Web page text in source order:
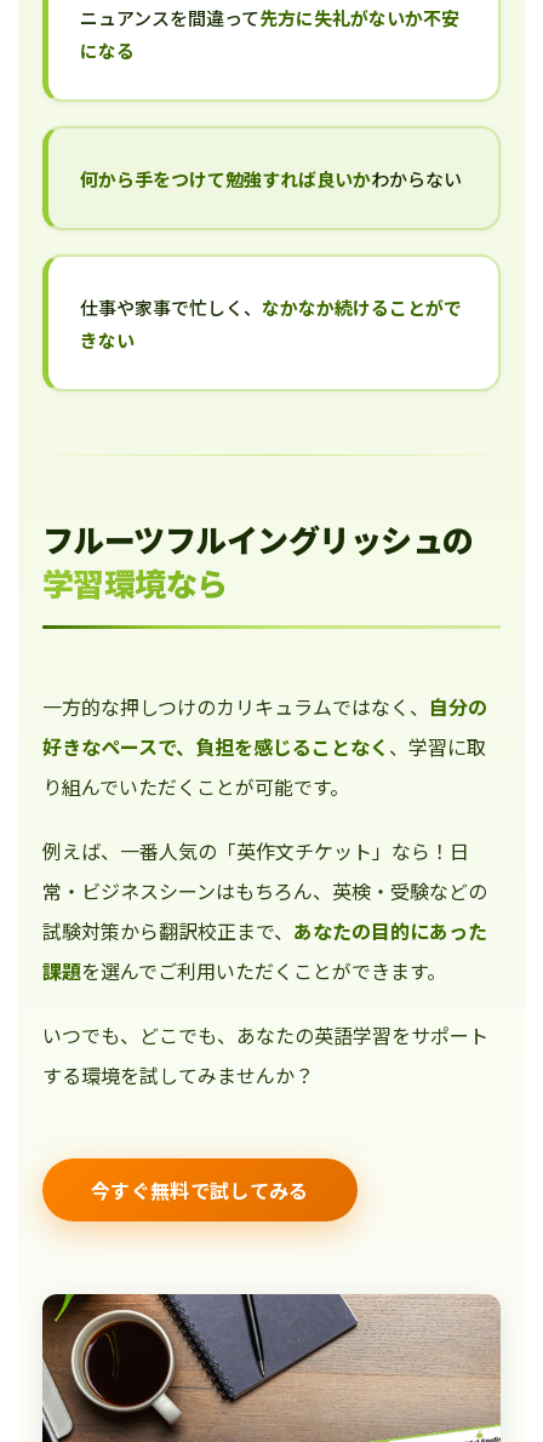
ニュアンスを間違って先方に失礼がないか不安
になる
何から手をつけて勉強すれば良いかわからない
仕事や家事で忙しく、 なかなか続けることがで
きない
フルーツフルイングリッシュの
学習環境なら
一方的な押しつけのカリキュラムではなく、 自分の
好きなペースで、負担を感じることなく 、学習に取
り組んでいただくことが可能です。
例えば、一番人気の「英作文チケット」なら！日
常・ビジネスシーンはもちろん、英検・受験などの
試験対策から翻訳校正まで、 あなたの目的にあった
課題を選んでご利用いただくことができます。
いつでも、どこでも、あなたの英語学習をサポート
する環境を試してみませんか？
今すぐ無料で試してみる